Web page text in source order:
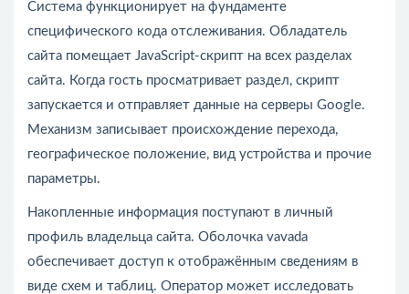
Система функционирует на фундаменте
специфического кода отслеживания. Обладатель
сайта помещает JavaScript-скрипт на всех разделах
сайта. Когда гость просматривает раздел, скрипт
запускается и отправляет данные на серверы Google.
Механизм записывает происхождение перехода,
географическое положение, вид устройства и прочие
параметры.
Накопленные информация поступают в личный
профиль владельца сайта. Оболочка vavada
обеспечивает доступ к отображённым сведениям в
виде схем и таблиц. Оператор может исследовать